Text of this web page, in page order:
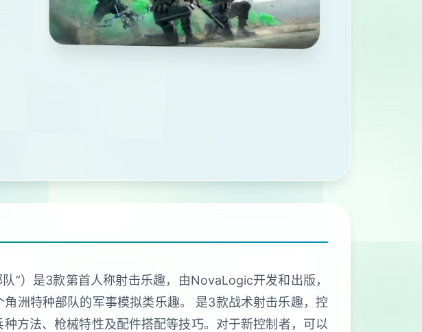
”）是3款第首人称射击乐趣，由NovaLogic开发和出版，
洲特种部队的军事模拟类乐趣。 是3款战术射击乐趣，控
方法、枪械特性及配件搭配等技巧。对于新控制者，可以